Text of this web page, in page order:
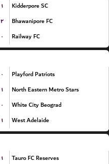
۱
Kidderpore SC
۲
Bhawanipore FC
۰ Railway FC
۰
Playford Patriots
۱
North Eastern Metro Stars
۰
White City Beograd
۱ West Adelaide
۱
Tauro FC Reserves